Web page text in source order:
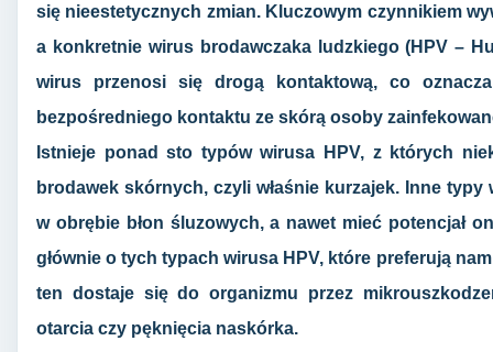
się nieestetycznych zmian. Kluczowym czynnikiem
a konkretnie wirus brodawczaka ludzkiego (HPV –
wirus przenosi się drogą kontaktową, co
bezpośredniego kontaktu ze skórą osoby
Istnieje ponad sto typów wirusa HPV, z których
brodawek skórnych, czyli właśnie kurzajek. Inne
w obrębie błon śluzowych, a nawet mieć potencjał
głównie o tych typach wirusa HPV, które preferują
ten dostaje się do organizmu przez
otarcia czy pęknięcia naskórka.